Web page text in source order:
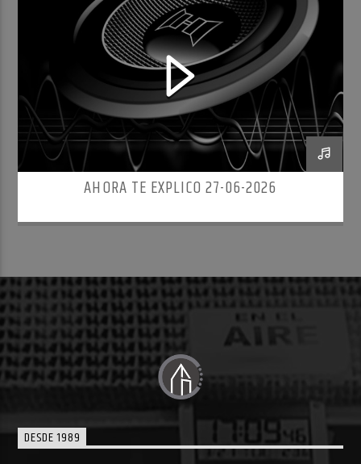
AHORA TE EXPLICO 27-06-2026
DESDE 1989